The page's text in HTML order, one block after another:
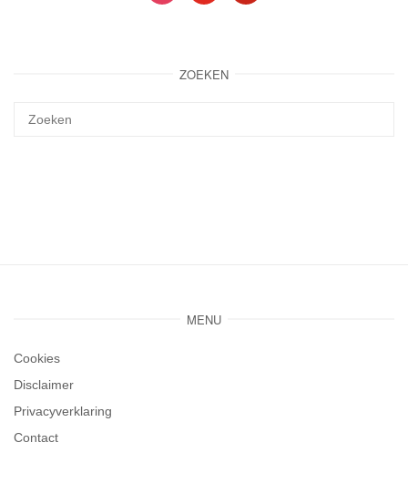
ZOEKEN
MENU
Cookies
Disclaimer
Privacyverklaring
Contact